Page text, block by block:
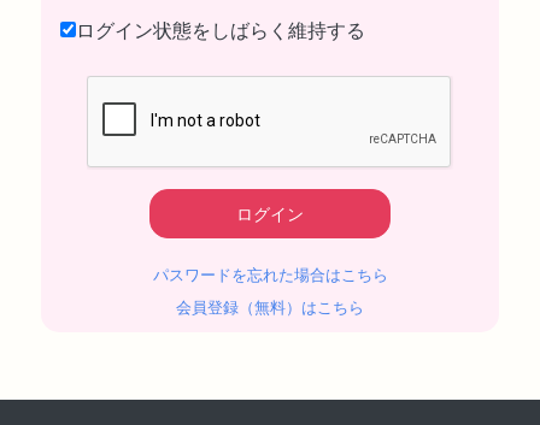
ログイン状態をしばらく維持する
パスワードを忘れた場合はこちら
会員登録（無料）はこちら